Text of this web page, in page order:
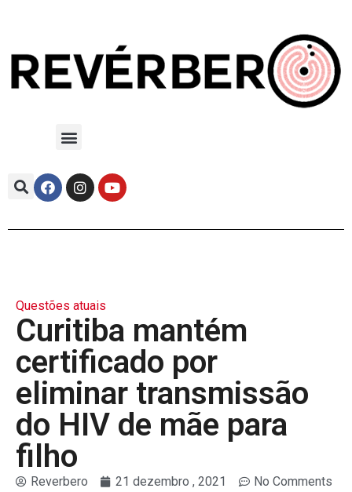
Questões atuais
Curitiba mantém
certificado por
eliminar transmissão
do HIV de mãe para
filho
Reverbero 21 dezembro , 2021
No Comments